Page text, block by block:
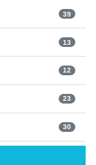
39
13
12
23
30